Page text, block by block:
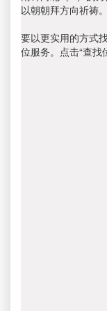
以朝朝拜方向祈祷。
要以更实用的方式
位服务。点击“查找